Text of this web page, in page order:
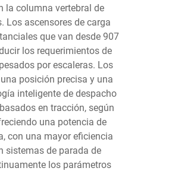
la columna vertebral de
Los ascensores de carga
que van desde 907
los requerimientos de
por escaleras. Los
posición precisa y una
inteligente de despacho
en tracción, según
una potencia de
con una mayor eficiencia
sistemas de parada de
los parámetros